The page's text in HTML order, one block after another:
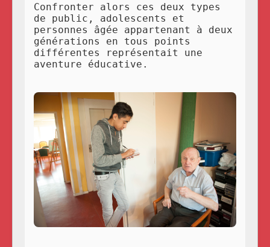
Confronter alors ces deux types
de public, adolescents et
personnes âgée appartenant à deux
générations en tous points
différentes représentait une
aventure éducative.